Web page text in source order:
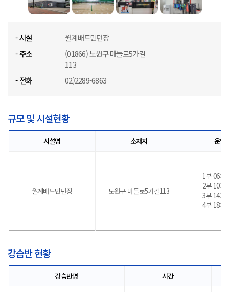
- 시설
월계배드민턴장
- 주소
(01866) 노원구 마들로5가길
113
- 전화
02)2289-6863
규모 및 시설현황
시설명 소재지 운영
월계배드민턴장 노원구 마들로5가길113
1부
2부
3부
4부
강습반 현황
강습반명 시간